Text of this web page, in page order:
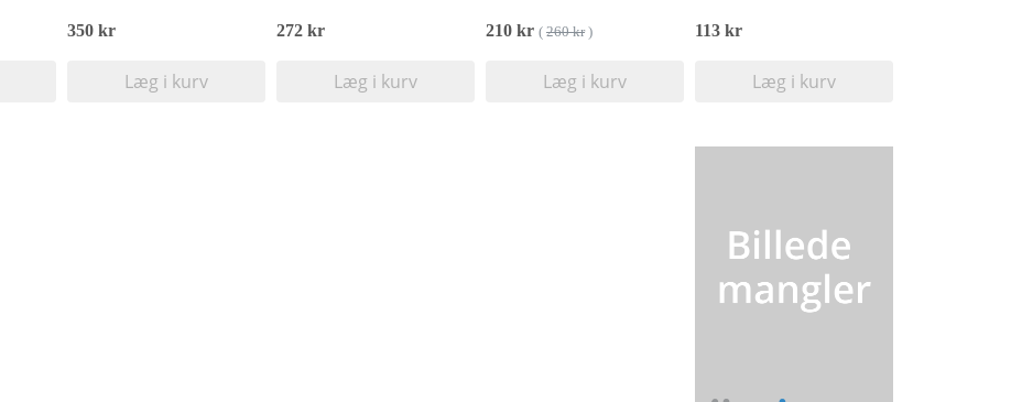
350 kr
Læg i kurv
272 kr
Læg i kurv
210 kr ( 260 kr)
Læg i kurv
113 kr
Læg i kurv